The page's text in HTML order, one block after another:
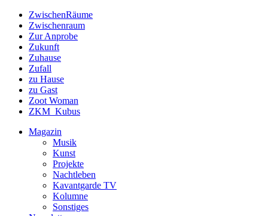
ZwischenRäume
Zwischenraum
Zur Anprobe
Zukunft
Zuhause
Zufall
zu Hause
zu Gast
Zoot Woman
ZKM_Kubus
Magazin
Musik
Kunst
Projekte
Nachtleben
Kavantgarde TV
Kolumne
Sonstiges